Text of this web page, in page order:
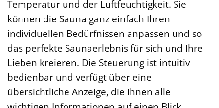
Temperatur und der Luftfeuchtigkeit. Sie
können die Sauna ganz einfach Ihren
individuellen Bedürfnissen anpassen und so
das perfekte Saunaerlebnis für sich und Ihre
Lieben kreieren. Die Steuerung ist intuitiv
bedienbar und verfügt über eine
übersichtliche Anzeige, die Ihnen alle